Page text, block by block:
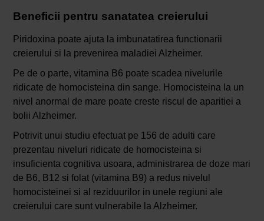
Beneficii pentru sanatatea creierului
Piridoxina poate ajuta la imbunatatirea functionarii
creierului si la prevenirea maladiei Alzheimer.
Pe de o parte, vitamina B6 poate scadea nivelurile
ridicate de homocisteina din sange. Homocisteina la un
nivel anormal de mare poate creste riscul de aparitiei a
bolii Alzheimer.
Potrivit unui studiu efectuat pe 156 de adulti care
prezentau niveluri ridicate de homocisteina si
insuficienta cognitiva usoara, administrarea de doze mari
de B6, B12 si folat (vitamina B9) a redus nivelul
homocisteinei si al reziduurilor in unele regiuni ale
creierului care sunt vulnerabile la Alzheimer.